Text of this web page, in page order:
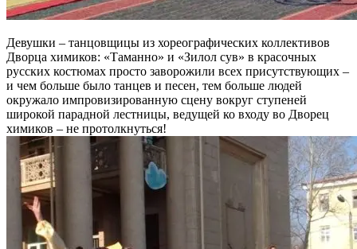
Девушки – танцовщицы из хореографических коллективов
Дворца химиков: «Таманно» и «Зилол сув» в красочных
русских костюмах просто заворожили всех присутствующих –
и чем больше было танцев и песен, тем больше людей
окружало импровизированную сцену вокруг ступеней
широкой парадной лестницы, ведущей ко входу во Дворец
химиков – не протолкнуться!